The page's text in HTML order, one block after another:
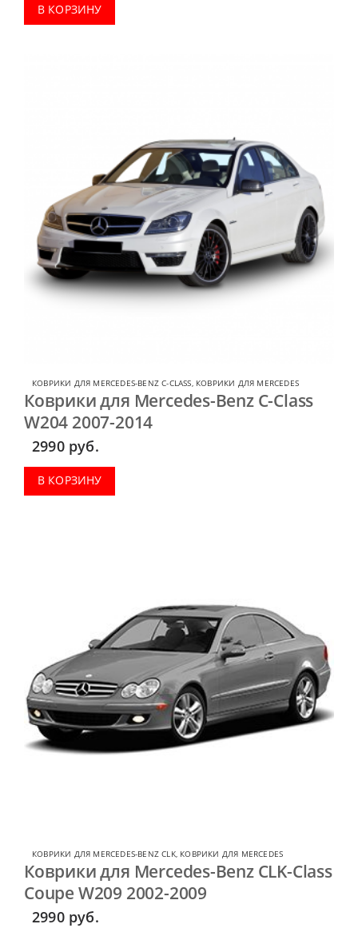
В КОРЗИНУ
КОВРИКИ ДЛЯ MERCEDES-BENZ C-CLASS, КОВРИКИ ДЛЯ MERCEDES
Коврики для Mercedes-Benz C-Class
W204 2007-2014
2990 руб.
В КОРЗИНУ
КОВРИКИ ДЛЯ MERCEDES-BENZ CLK, КОВРИКИ ДЛЯ MERCEDES
Коврики для Mercedes-Benz CLK-Class
Coupe W209 2002-2009
2990 руб.